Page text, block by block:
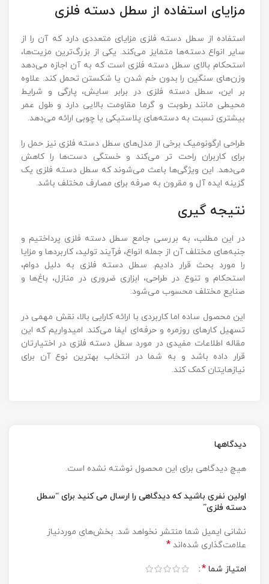
مزایای استفاده از سطل دسته فلزی
استفاده از سطل دسته فلزی مزایای متعددی دارد که آن را از
سایر انواع دسته‌ها متمایز می‌کند. یکی از بزرگ‌ترین مزیت‌ها،
استحکام بالای سطل دسته فلزی است که به آن اجازه می‌دهد
وزن‌های سنگین را بدون خم شدن یا شکستن تحمل کند. علاوه
بر این، سطل دسته فلزی در برابر سایش، پارگی و شرایط
محیطی مانند رطوبت و گرما مقاومت بالایی دارد و طول عمر
بیشتری نسبت به دسته‌های پلاستیکی یا چوبی ارائه می‌دهد.
طراحی ارگونومیک برخی از مدل‌های سطل دسته فلزی نیز حمل را
برای کاربران راحت تر می‌کند و خستگی دست‌ها را کاهش
می‌دهد. این ویژگی‌ها باعث می‌شوند که سطل دسته فلزی یک
گزینه ایده آل و مقرون به صرفه برای مصارف مختلف باشد.
نتیجه گیری
در این مطلب، به بررسی جامع سطل دسته فلزی پرداختیم و
جنبه‌های مختلف آن از جمله انواع، فرآیند تولید، کاربردها و مزایا
را مورد بحث قرار دادیم. سطل دسته فلزی به دلیل دوام،
استحکام و تنوع در طراحی، ابزاری ضروری در منازل، باغ‌ها و
صنایع مختلف محسوب می‌شود.
این محصول ساده اما کاربردی با ارائه کارایی بالا، نقش مهمی در
تسهیل کارهای روزمره و حرفه‌ای ایفا می‌کند. امیدواریم که این
مقاله اطلاعات مفیدی در مورد سطل دسته فلزی در اختیارتان
قرار داده باشد و به شما در انتخاب بهترین نوع آن برای
نیازهایتان کمک کند.
دیدگاهها
هیچ دیدگاهی برای این محصول نوشته نشده است.
اولین نفری باشید که دیدگاهی را ارسال می کنید برای “سطل
دسته فلزی”
نشانی ایمیل شما منتشر نخواهد شد. بخش‌های موردنیاز
علامت‌گذاری شده‌اند *
امتیاز شما *